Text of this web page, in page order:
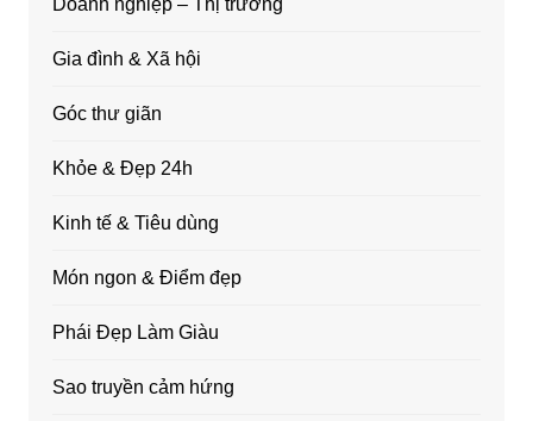
Doanh nghiệp – Thị trường
Gia đình & Xã hội
Góc thư giãn
Khỏe & Đẹp 24h
Kinh tế & Tiêu dùng
Món ngon & Điểm đẹp
Phái Đẹp Làm Giàu
Sao truyền cảm hứng